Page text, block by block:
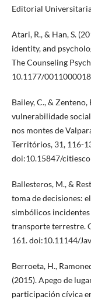
Editorial
Atari, R., & Han, S.
identity, and
The Counseling
10.1177/
Bailey, C., &
vulnerabilidade
nos montes de
Territórios, 31, 116-
doi:10.15847/
Ballesteros, M., &
toma de decisiones:
simbólicos
transporte terrestre.
161. doi:10.11144/
Berroeta, H.,
(2015). Apego de
participación cívica